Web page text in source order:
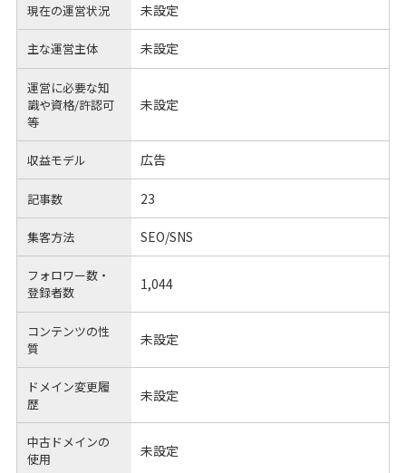
現在の運営状況 未設定
主な運営主体 未設定
運営に必要な知
識や資格/許認可
等
未設定
収益モデル 広告
記事数 23
集客方法 SEO/SNS
フォロワー数・
登録者数
1,044
コンテンツの性
質
未設定
ドメイン変更履
歴
未設定
中古ドメインの
使用
未設定